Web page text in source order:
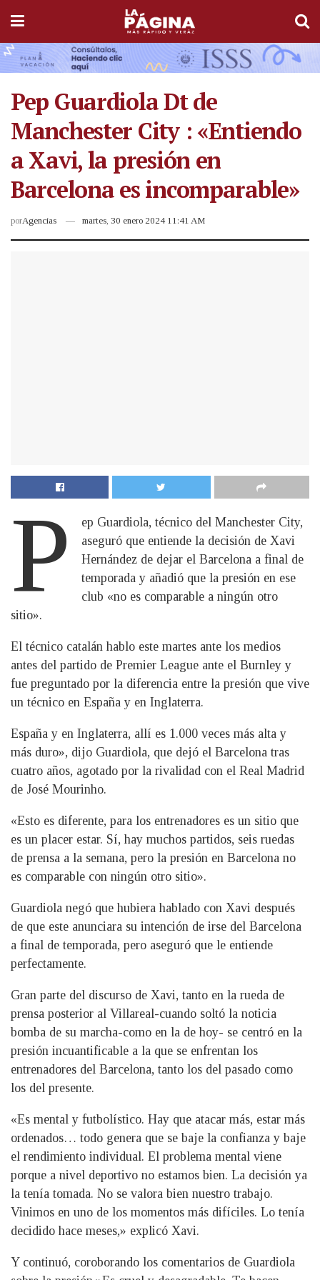
Pep Guardiola Dt de
Manchester City : «Entiendo
a Xavi, la presión en
Barcelona es incomparable»
porAgencias martes, 30 enero 2024 11:41 AM
P
ep Guardiola, técnico del Manchester City,
aseguró que entiende la decisión de Xavi
Hernández de dejar el Barcelona a final de
temporada y añadió que la presión en ese
club «no es comparable a ningún otro
sitio».
El técnico catalán hablo este martes ante los medios
antes del partido de Premier League ante el Burnley y
fue preguntado por la diferencia entre la presión que vive
un técnico en España y en Inglaterra.
España y en Inglaterra, allí es 1.000 veces más alta y
más duro», dijo Guardiola, que dejó el Barcelona tras
cuatro años, agotado por la rivalidad con el Real Madrid
de José Mourinho.
«Esto es diferente, para los entrenadores es un sitio que
es un placer estar. Sí, hay muchos partidos, seis ruedas
de prensa a la semana, pero la presión en Barcelona no
es comparable con ningún otro sitio».
Guardiola negó que hubiera hablado con Xavi después
de que este anunciara su intención de irse del Barcelona
a final de temporada, pero aseguró que le entiende
perfectamente.
Gran parte del discurso de Xavi, tanto en la rueda de
prensa posterior al Villareal-cuando soltó la noticia
bomba de su marcha-como en la de hoy- se centró en la
presión incuantificable a la que se enfrentan los
entrenadores del Barcelona, tanto los del pasado como
los del presente.
«Es mental y futbolístico. Hay que atacar más, estar más
ordenados… todo genera que se baje la confianza y baje
el rendimiento individual. El problema mental viene
porque a nivel deportivo no estamos bien. La decisión ya
la tenía tomada. No se valora bien nuestro trabajo.
Vinimos en uno de los momentos más difíciles. Lo tenía
decidido hace meses,» explicó Xavi.
Y continuó, coroborando los comentarios de Guardiola